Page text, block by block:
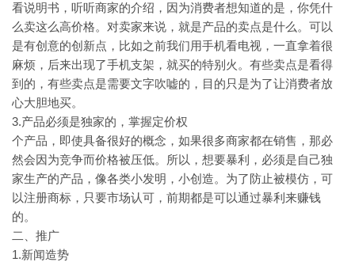
看说明书，听听商家的介绍，因为消费者想知道的是，你凭什
么卖这么高价格。对卖家来说，就是产品的卖点是什么。可以
是有创意的创新点，比如之前我们用手机看电视，一直拿着很
麻烦，后来出现了手机支架，就买的特别火。有些卖点是看得
到的，有些卖点是需要文字吹嘘的，目的只是为了让消费者放
心大胆地买。
3.产品必须是独家的，掌握定价权
个产品，即使具备很好的概念，如果很多商家都在销售，那必
然会因为竞争而价格被压低。所以，想要暴利，必须是自己独
家生产的产品，像各类小发明，小创造。为了防止被模仿，可
以注册商标，只要市场认可，前期都是可以通过暴利来赚钱
的。
二、推广
1.新闻造势